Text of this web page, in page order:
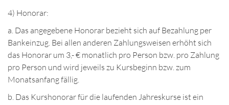
4) Honorar:
a. Das angegebene Honorar bezieht sich auf Bezahlung per
Bankeinzug. Bei allen anderen Zahlungsweisen erhöht sich
das Honorar um 3,- € monatlich pro Person bzw. pro Zahlung
pro Person und wird jeweils zu Kursbeginn bzw. zum
Monatsanfang fällig.
b. Das Kurshonorar für die laufenden Jahreskurse ist ein